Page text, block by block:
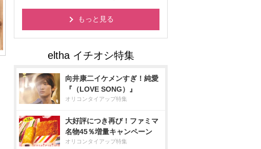
もっと見る
向井康二イケメンすぎ！純愛
『（LOVE SONG）』
オリコンタイアップ特集
大好評につき再び！ファミマ
名物45％増量キャンペーン
オリコンタイアップ特集